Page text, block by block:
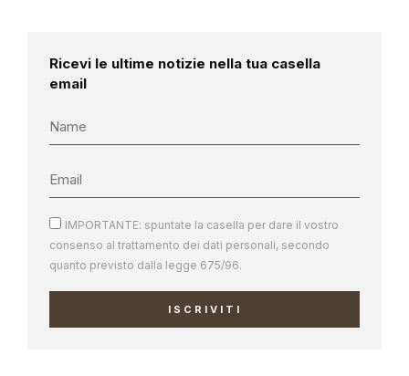
Ricevi le ultime notizie nella tua casella
email
IMPORTANTE: spuntate la casella per dare il vostro
consenso al trattamento dei dati personali, secondo
quanto previsto dalla legge 675/96.
ISCRIVITI